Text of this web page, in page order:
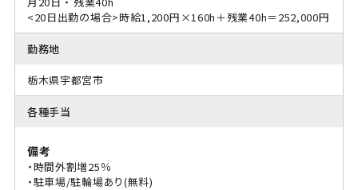
<20日出勤の場合>時給1,200円×160h＋残業40h＝252,000円
勤務地
栃木県宇都宮市
各種手当
備考
・時間外割増25％
・駐車場/駐輪場あり(無料)